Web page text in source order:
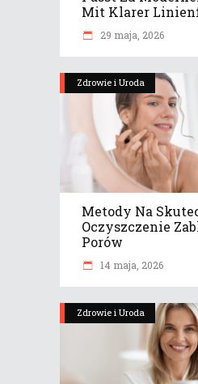
Mit Klarer
29 maja, 2026
Zdrowie i Uroda
Metody Na
Oczyszczenie
Porów
14 maja, 2026
Zdrowie i Uroda